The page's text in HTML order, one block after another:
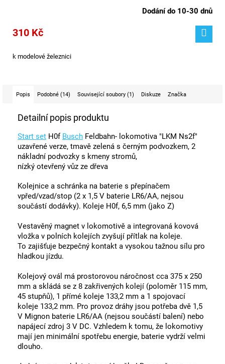
Dodání do 10-30 dnů
310 Kč
k modelové železnici
Popis Podobné (14) Související soubory (1) Diskuze Značka
Detailní popis produktu
Start set H0f Busch Feldbahn- lokomotiva "LKM Ns2f"
uzavřené verze, tmavě zelená s černým podvozkem, 2
nákladní podvozky s kmeny stromů,
nízký otevřený vůz ze dřeva
Kolejnice a schránka na baterie s přepínačem
vpřed/vzad/stop (2 x 1,5 V baterie LR6/AA, nejsou
součástí dodávky). Koleje H0f, 6,5 mm (jako Z)
Vestavěný magnet v lokomotivě a integrovaná kovová
vložka v polních kolejích zvyšují přítlak na koleje.
To zajišťuje bezpečný kontakt a vysokou tažnou sílu pro
hladkou jízdu.
Kolejový ovál má prostorovou náročnost cca 375 x 250
mm a skládá se z 8 zakřivených kolejí (poloměr 115 mm,
45 stupňů), 1 přímé koleje 133,2 mm a 1 spojovací
koleje 133,2 mm. Pro provoz dráhy jsou potřeba dvě 1,5
V Mignon baterie LR6/AA (nejsou součástí balení) nebo
napájecí zdroj 3 V DC. Vzhledem k tomu, že lokomotivy
mají jen minimální spotřebu energie, baterie vydrží velmi
dlouho.